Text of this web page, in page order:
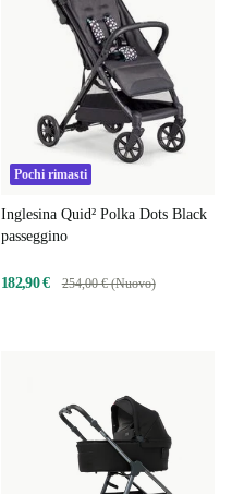
Pochi rimasti
Inglesina Quid² Polka Dots Black
passeggino
182,90 € 254,00 € (Nuovo)